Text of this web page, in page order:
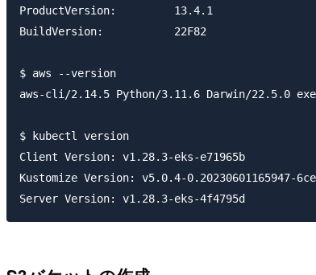
ProductVersion:         13.4.1
BuildVersion:           22F82
$ aws --version
aws-cli/2.14.5 Python/3.11.6 Darwin/22.5.0
$ kubectl version
Client Version: v1.28.3-eks-e71965b
Kustomize Version: v5.0.4-0.20230601165947-